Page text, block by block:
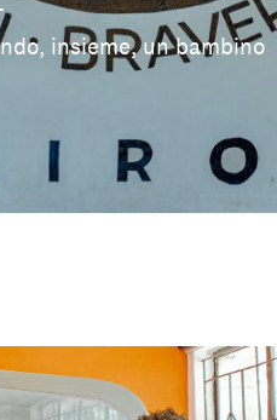
insieme, un bambino